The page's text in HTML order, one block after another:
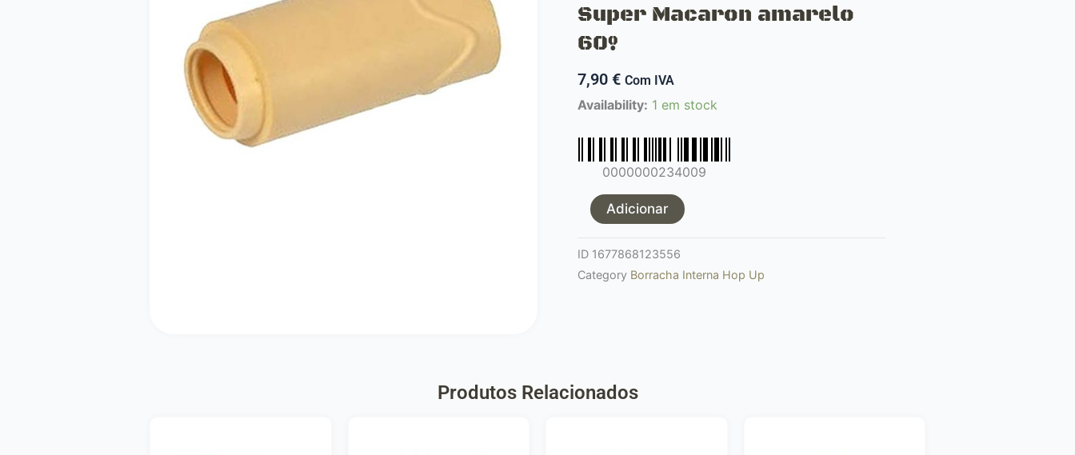
Super Macaron amarelo
60º
7,90 € Com IVA
Availability: 1 em stock
0000000234009
Quantidade
aeg
Leaf
Super
Macaron
amarelo
Adicionar
ID 1677868123556
Category Borracha Interna Hop Up
Produtos Relacionados